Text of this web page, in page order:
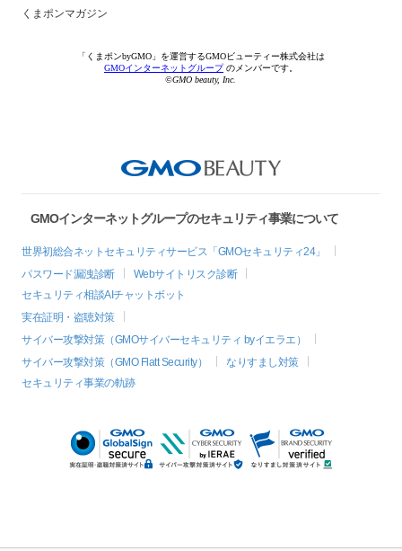
くまポンマガジン
「くまポンbyGMO」を運営するGMOビューティー株式会社は
GMOインターネットグループのメンバーです。
©GMO beauty, Inc.
GMOインターネットグループのセキュリティ事業について
世界初総合ネットセキュリティサービス「GMOセキュリティ24」
パスワード漏洩診断
Webサイトリスク診断
セキュリティ相談AIチャットボット
実在証明・盗聴対策
サイバー攻撃対策（GMOサイバーセキュリティ byイエラエ）
サイバー攻撃対策（GMO Flatt Security）
なりすまし対策
セキュリティ事業の軌跡